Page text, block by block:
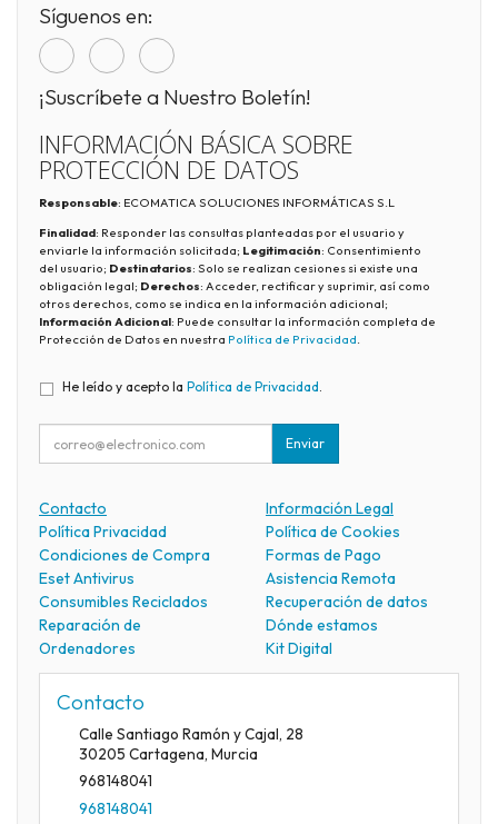
Síguenos en:
¡Suscríbete a Nuestro Boletín!
INFORMACIÓN BÁSICA SOBRE
PROTECCIÓN DE DATOS
Responsable: ECOMATICA SOLUCIONES INFORMÁTICAS S.L
Finalidad: Responder las consultas planteadas por el usuario y
enviarle la información solicitada; Legitimación: Consentimiento
del usuario; Destinatarios: Solo se realizan cesiones si existe una
obligación legal; Derechos: Acceder, rectificar y suprimir, así como
otros derechos, como se indica en la información adicional;
Información Adicional: Puede consultar la información completa de
Protección de Datos en nuestra Política de Privacidad
He leído y acepto la Política de Privacidad.
Enviar
Contacto
Información Legal
Política Privacidad
Política de Cookies
Condiciones de Compra
Formas de Pago
Eset Antivirus
Asistencia Remota
Consumibles Reciclados
Recuperación de datos
Reparación de
Ordenadores
Dónde estamos
Kit Digital
Contacto
Calle Santiago Ramón y Cajal, 28
30205 Cartagena, Murcia
968148041
968148041